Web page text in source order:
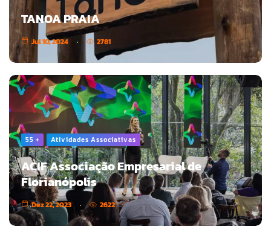
TANOA PRAIA
Jul 10, 2024 2781
55 + Atividades Associativas
ACIF Associação Empresarial de
Florianópolis
Dez 22, 2023 2622